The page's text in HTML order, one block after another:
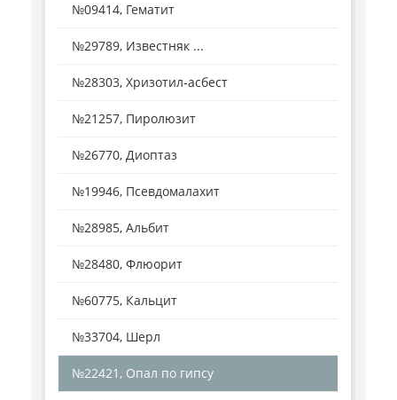
№09414, Гематит
№29789, Известняк ...
№28303, Хризотил-асбест
№21257, Пиролюзит
№26770, Диоптаз
№19946, Псевдомалахит
№28985, Альбит
№28480, Флюорит
№60775, Кальцит
№33704, Шерл
№22421, Опал по гипсу